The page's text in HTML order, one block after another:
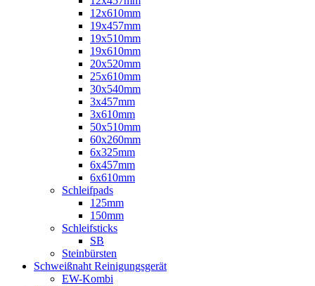
12x610mm
19x457mm
19x510mm
19x610mm
20x520mm
25x610mm
30x540mm
3x457mm
3x610mm
50x510mm
60x260mm
6x325mm
6x457mm
6x610mm
Schleifpads
125mm
150mm
Schleifsticks
SB
Steinbürsten
Schweißnaht Reinigungsgerät
EW-Kombi